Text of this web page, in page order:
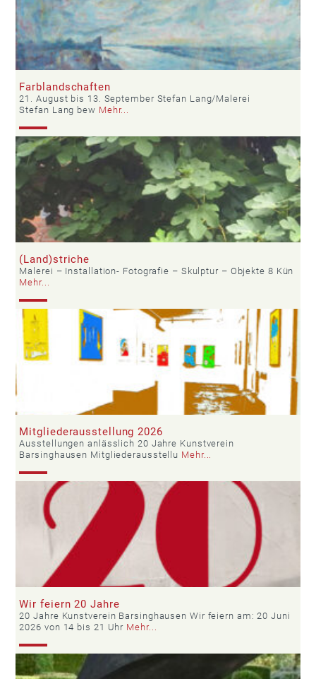
Farblandschaften
21. August bis 13. September Stefan Lang/Malerei
Stefan Lang bew Mehr...
(Land)striche
Malerei – Installation- Fotografie – Skulptur – Objekte 8 Kün
Mehr...
Mitgliederausstellung 2026
Ausstellungen anlässlich 20 Jahre Kunstverein
Barsinghausen Mitgliederausstellu Mehr...
Wir feiern 20 Jahre
20 Jahre Kunstverein Barsinghausen Wir feiern am: 20 Juni
2026 von 14 bis 21 Uhr Mehr...